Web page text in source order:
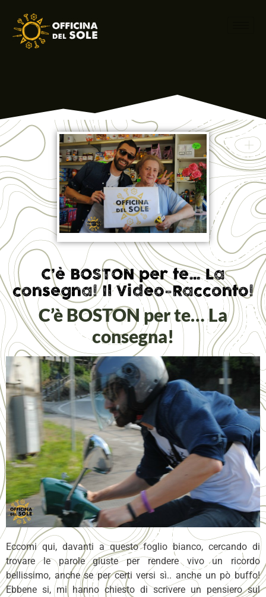
C’è BOSTON per te… La
consegna! Il Video-Racconto!
C’è BOSTON per te… La
consegna!
Eccomi qui, davanti a questo foglio bianco, cercando di
trovare le parole giuste per rendere vivo un ricordo
bellissimo, anche se per certi versi sì.. anche un pò buffo!
Ebbene si, mi hanno chiesto di scrivere un pensiero sul